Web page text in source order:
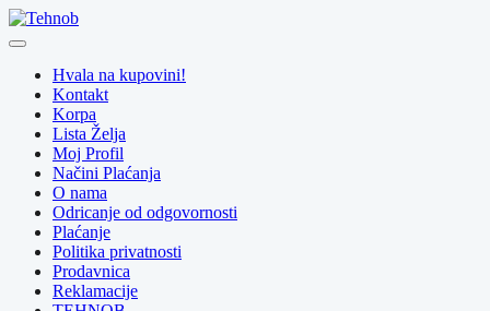
Skip
to
Hvala na kupovini!
Kontakt
Korpa
Lista Želja
Moj Profil
Načini Plaćanja
O nama
Odricanje od odgovornosti
Plaćanje
Politika privatnosti
Prodavnica
Reklamacije